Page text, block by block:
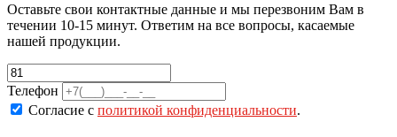
Оставьте свои контактные данные и мы перезвоним Вам в
течении 10-15 минут. Ответим на все вопросы, касаемые
нашей продукции.
Телефон
Согласие с политикой конфиденциальности.